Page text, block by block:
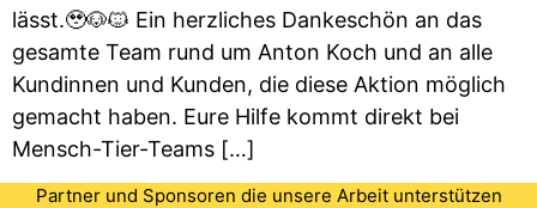
lässt.🥹🐶🐱 Ein herzliches Dankeschön an das
gesamte Team rund um Anton Koch und an alle
Kundinnen und Kunden, die diese Aktion möglich
gemacht haben. Eure Hilfe kommt direkt bei
Mensch-Tier-Teams […]
Partner und Sponsoren die unsere Arbeit unterstützen